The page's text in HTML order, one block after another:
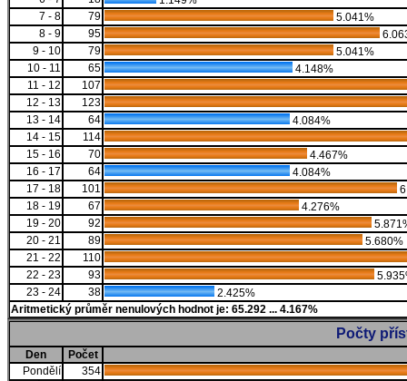
7 - 8
79
5.041%
8 - 9
95
9 - 10
79
5.041%
10 - 11
65
4.148%
11 - 12
107
12 - 13
123
13 - 14
64
4.084%
14 - 15
114
15 - 16
70
4.467%
16 - 17
64
4.084%
17 - 18
101
18 - 19
67
4.276%
19 - 20
92
20 - 21
89
5.680%
21 - 22
110
22 - 23
93
23 - 24
38
2.425%
Aritmetický průměr nenulových hodnot je: 65.292 ... 4.167%
Počty
Den
Počet
Pondělí
354